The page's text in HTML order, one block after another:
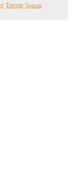
Torrent Venom